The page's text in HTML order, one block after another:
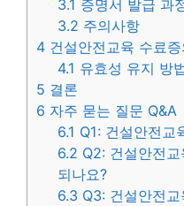
3.1 증명서 발급 과
3.2 주의사항
4 건설안전교육 수료
4.1 유효성 유지 방
5 결론
6 자주 묻는 질문 Q&A
6.1 Q1: 건설안전교
6.2 Q2: 건설안전
되나요?
6.3 Q3: 건설안전